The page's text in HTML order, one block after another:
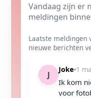
Vandaag zijn er
meldingen
Laatste meldingen
nieuwe berichten
J
Joke 1
Ik kom
voor